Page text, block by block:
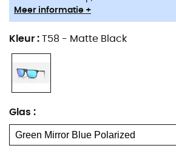
Meer informatie +
Kleur : T58 - Matte Black
Glas :